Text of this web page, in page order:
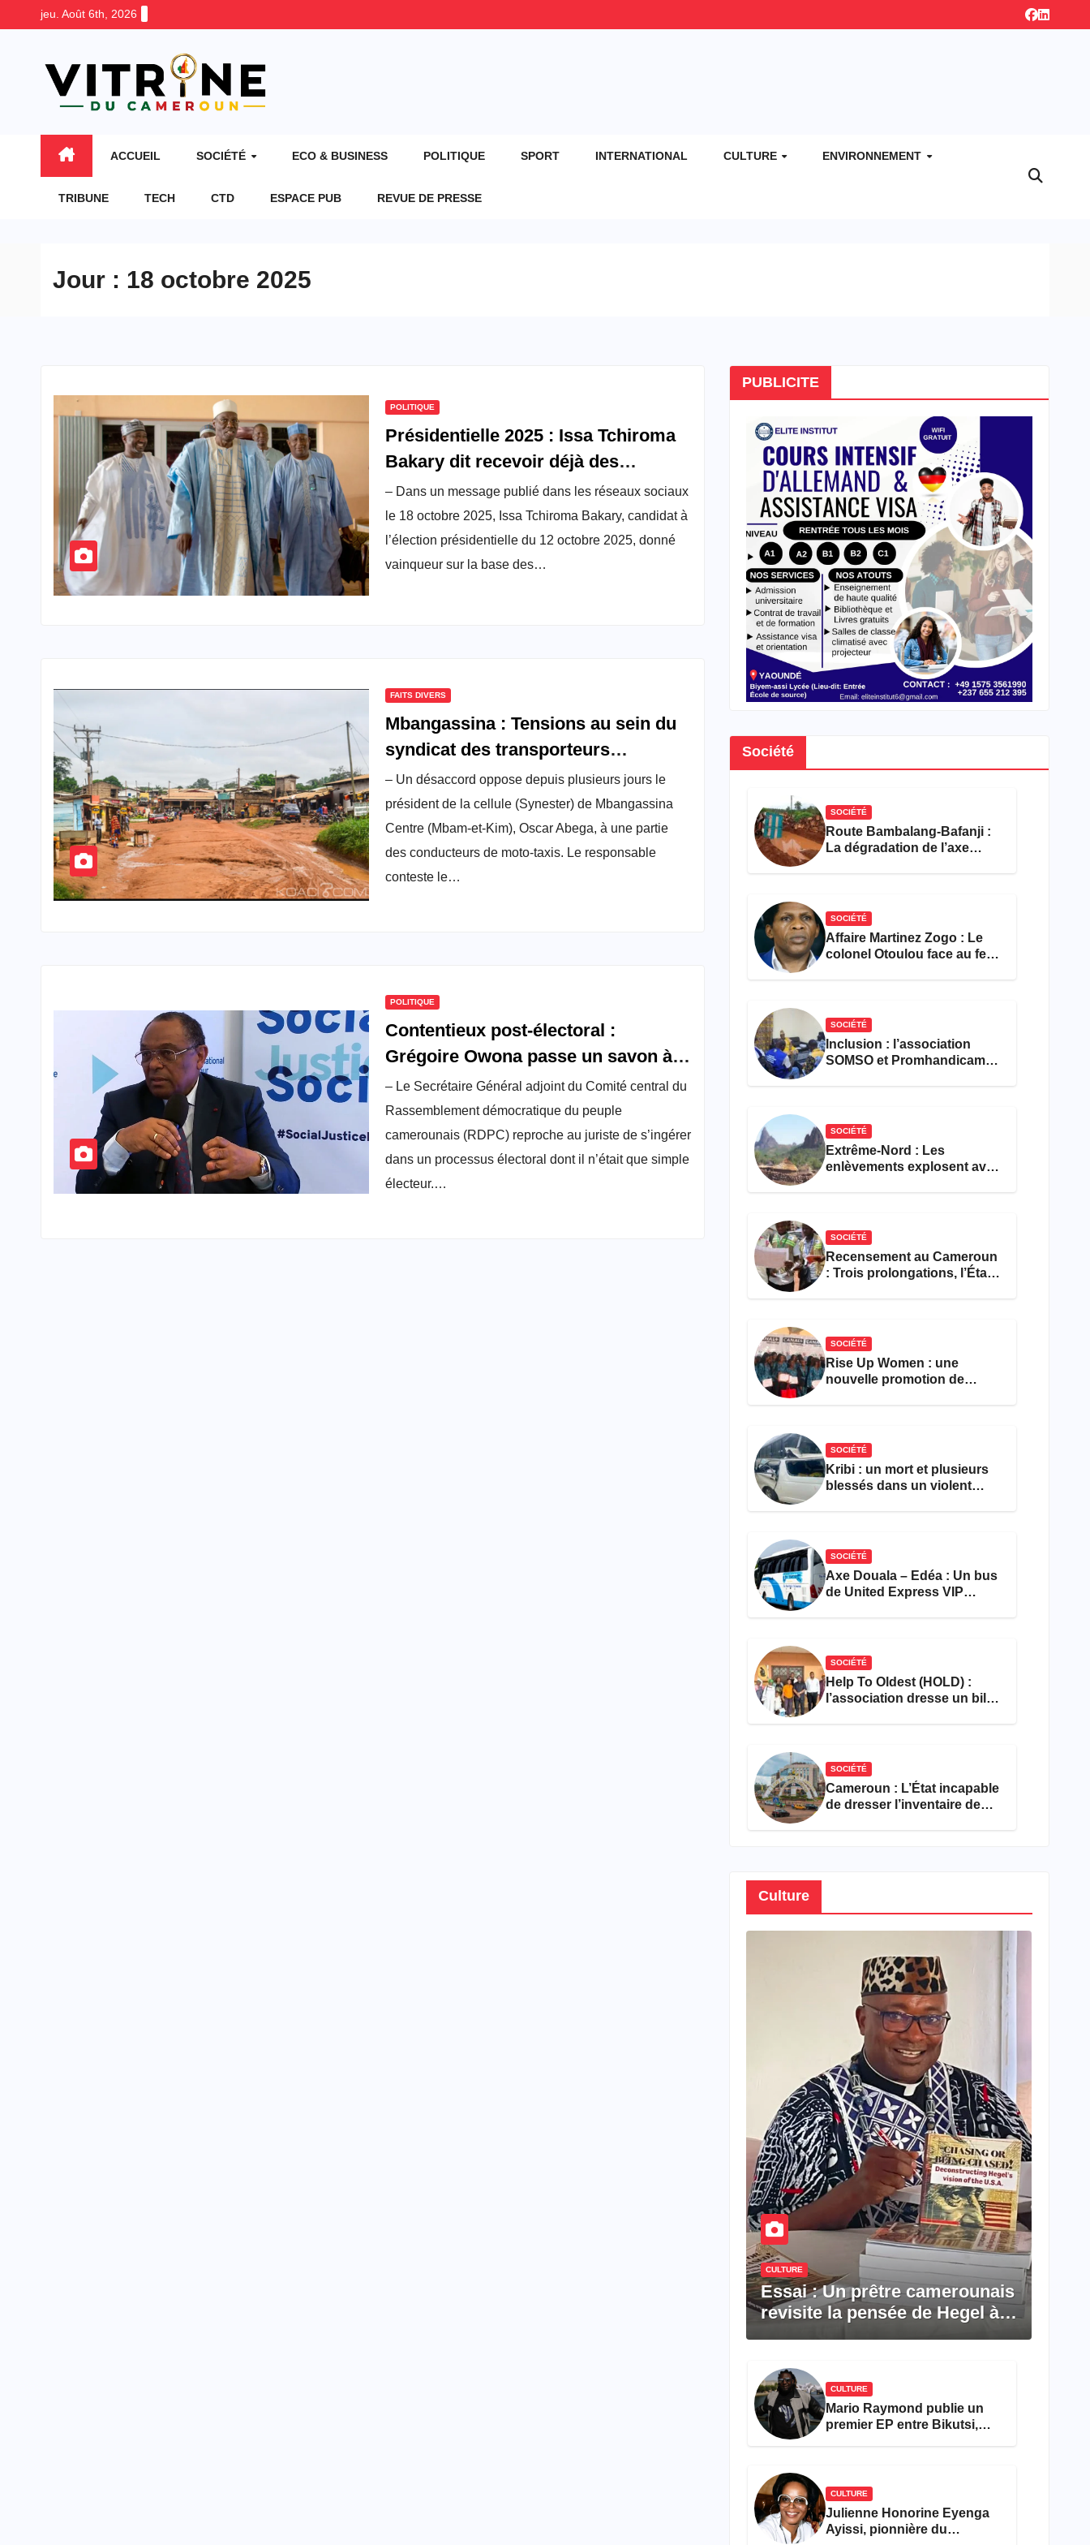
jeu. Août 6th, 2026
ACCUEIL SOCIÉTÉ ECO & BUSINESS POLITIQUE SPORT INTERNATIONAL CULTURE ENVIRONNEMENT
TRIBUNE TECH CTD ESPACE PUB REVUE DE PRESSE
Jour : 18 octobre 2025
POLITIQUE
Présidentielle 2025 : Issa Tchiroma
Bakary dit recevoir déjà des
soutiens des forces armées et de
certaines pontes du régime
– Dans un message publié dans les réseaux sociaux
le 18 octobre 2025, Issa Tchiroma Bakary, candidat à
l’élection présidentielle du 12 octobre 2025, donné
vainqueur sur la base des…
FAITS DIVERS
Mbangassina : Tensions au sein du
syndicat des transporteurs
terrestres
– Un désaccord oppose depuis plusieurs jours le
président de la cellule (Synester) de Mbangassina
Centre (Mbam-et-Kim), Oscar Abega, à une partie
des conducteurs de moto-taxis. Le responsable
conteste le…
POLITIQUE
Contentieux post-électoral :
Grégoire Owona passe un savon à
Maurice Kamto
– Le Secrétaire Général adjoint du Comité central du
Rassemblement démocratique du peuple
camerounais (RDPC) reproche au juriste de s’ingérer
dans un processus électoral dont il n’était que simple
électeur.…
PUBLICITE
Société
SOCIÉTÉ
Route Bambalang-Bafanji :
La dégradation de l’axe
SOCIÉTÉ
Affaire Martinez Zogo : Le
colonel Otoulou face au feu
SOCIÉTÉ
Inclusion : l’association
SOMSO et Promhandicam
SOCIÉTÉ
Extrême-Nord : Les
enlèvements explosent avec
SOCIÉTÉ
Recensement au Cameroun
: Trois prolongations, l’État
SOCIÉTÉ
Rise Up Women : une
nouvelle promotion de
SOCIÉTÉ
Kribi : un mort et plusieurs
blessés dans un violent
SOCIÉTÉ
Axe Douala – Edéa : Un bus
de United Express VIP
SOCIÉTÉ
Help To Oldest (HOLD) :
l’association dresse un bilan
SOCIÉTÉ
Cameroun : L’État incapable
de dresser l’inventaire de
Culture
CULTURE
Essai : Un prêtre camerounais
revisite la pensée de Hegel à
CULTURE
Mario Raymond publie un
premier EP entre Bikutsi,
CULTURE
Julienne Honorine Eyenga
Ayissi, pionnière du